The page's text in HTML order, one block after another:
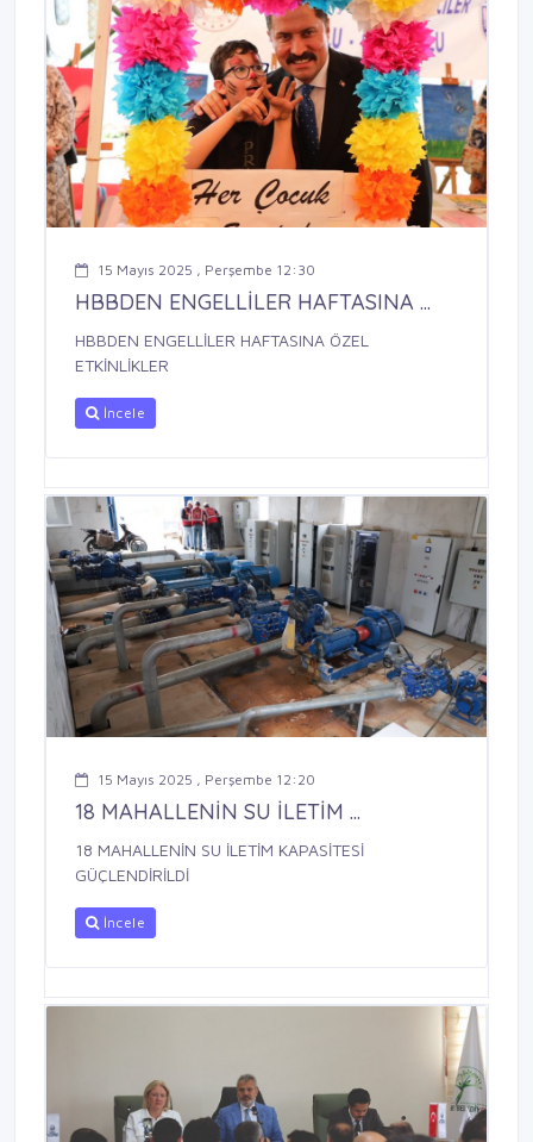
15 Mayıs 2025 , Perşembe 12:30
HBBDEN ENGELLİLER HAFTASINA ...
HBBDEN ENGELLİLER HAFTASINA ÖZEL
ETKİNLİKLER
İncele
15 Mayıs 2025 , Perşembe 12:20
18 MAHALLENİN SU İLETİM ...
18 MAHALLENİN SU İLETİM KAPASİTESİ
GÜÇLENDİRİLDİ
İncele